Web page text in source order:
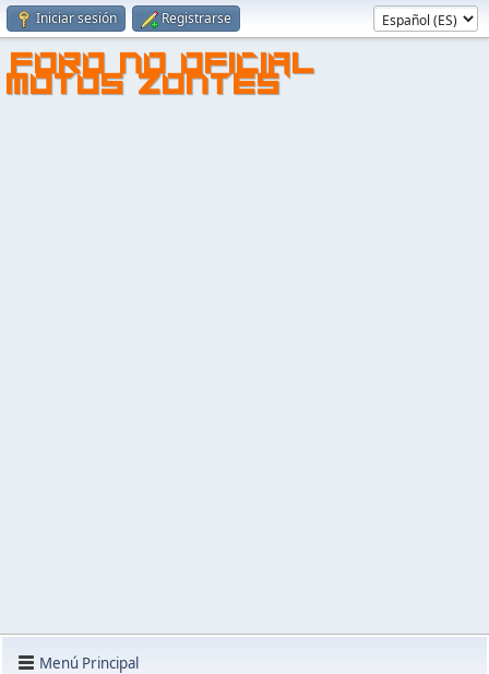
Iniciar sesión Registrarse
FORO NO OFICIAL
MOTOS ZONTES
Menú Principal